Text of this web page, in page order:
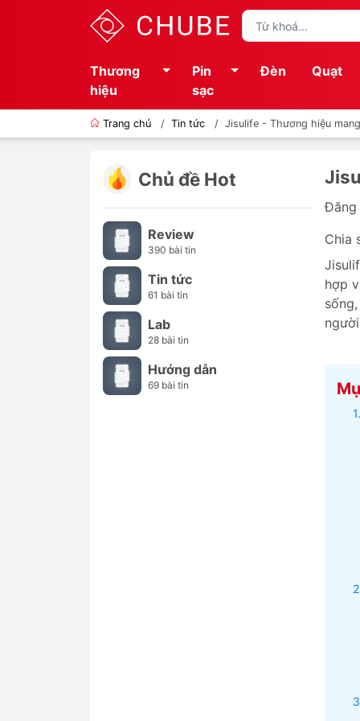
Thương
hiệu
Pin
sạc
Đèn Quạt
Trang chủ / Tin tức / Jisulife - Thương hiệu
Chia
hợp
Chủ đề Hot
Review
390 bài tin
Tin tức
61 bài tin
Lab
28 bài tin
Hướng dẫn
69 bài tin